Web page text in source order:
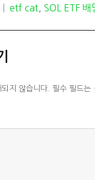
태
etf cat,SOL ETF 배
지 않습니다. 필수 필드는